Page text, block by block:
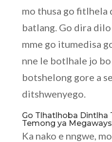
mo thusa go fitlhela
batlang. Go dira
mme go itumedisa
nne le botlhale jo
botshelong gore a
ditshwenyego.
Go Tlhatlhoba Dintlha
Temong ya Megaways
Ka nako e nngwe,